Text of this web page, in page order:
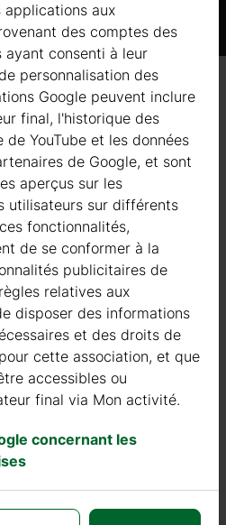
/ conseil
le domaine de la fabrication
2004. Au cours de ces
les meilleurs
utilisons exclusivement du
lente provenant de forêts
Nord.
se distingue par ses
la construction de maisons
à la pourriture, à la
aux
des comptes des
ayant consenti à leur
personnalisation des
Google peuvent inclure
final, l'historique des
YouTube et les données
de Google, et sont
aperçus sur les
utilisateurs sur différents
fonctionnalités,
de se conformer à la
publicitaires de
relatives aux
disposer des informations
et des droits de
cette association, et que
accessibles ou
final via Mon activité.
concernant les